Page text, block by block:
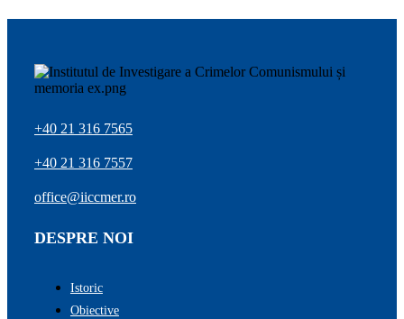
+40 21 316 7565
+40 21 316 7557
office@iiccmer.ro
DESPRE NOI
Istoric
Obiective